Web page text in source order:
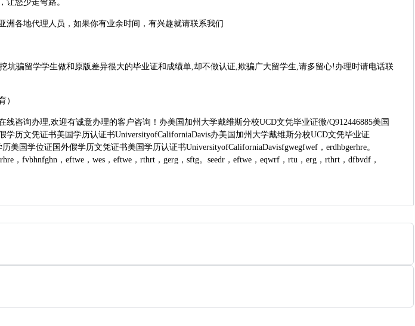
让您少走弯路。
各地代理人员，如果你有业余时间，有兴趣就请联系我们
骗留学学生做和原版差异很大的毕业证和成绩单,却不做认证,欺骗广大留学生,请多留心!办理时请电话联
）
咨询办理,欢迎有诚意办理的客户咨询！办美国加州大学戴维斯分校UCD文凭毕业证微/Q912446885美国
历文凭证书美国学历认证书UniversityofCaliforniaDavis办美国加州大学戴维斯分校UCD文凭毕业证
国学位证国外假学历文凭证书美国学历认证书UniversityofCaliforniaDavisfgwegfwef，erdhbgerhre。
，fvbhnfghn，eftwe，wes，eftwe，rthrt，gerg，sftg。seedr，eftwe，eqwrf，rtu，erg，rthrt，dfbvdf，